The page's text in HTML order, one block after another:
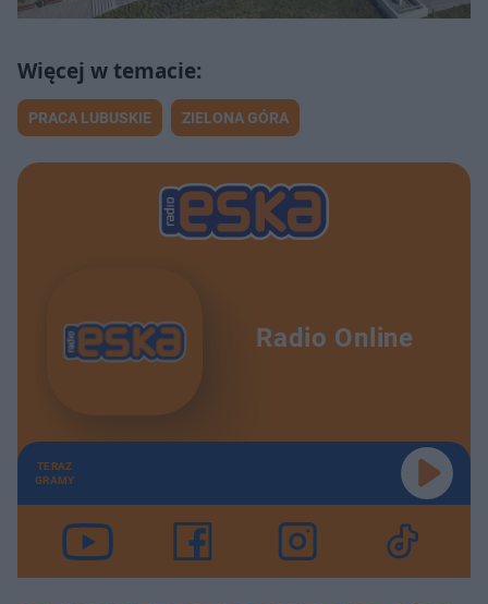
PRACA LUBUSKIE ZIELONA GÓRA
Radio Online
TERAZ
GRAMY